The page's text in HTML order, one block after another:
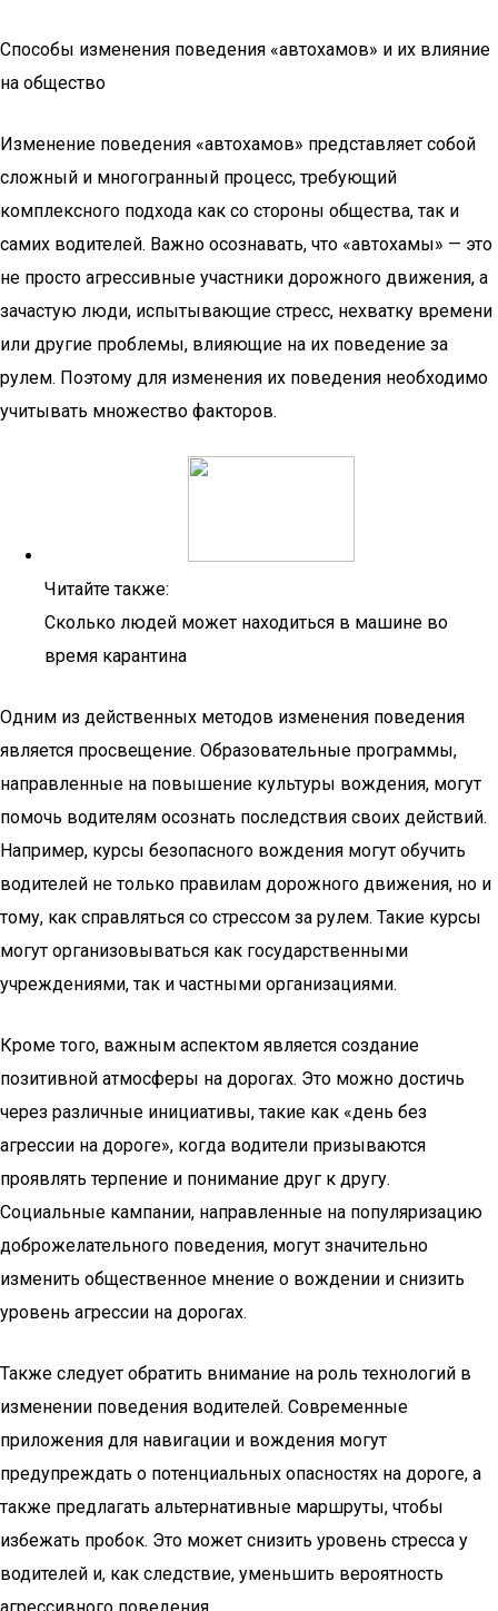
Способы изменения поведения «автохамов» и их влияние
на общество
Изменение поведения «автохамов» представляет собой
сложный и многогранный процесс, требующий
комплексного подхода как со стороны общества, так и
самих водителей. Важно осознавать, что «автохамы» — это
не просто агрессивные участники дорожного движения, а
зачастую люди, испытывающие стресс, нехватку времени
или другие проблемы, влияющие на их поведение за
рулем. Поэтому для изменения их поведения необходимо
учитывать множество факторов.
Читайте также:
Сколько людей может находиться в машине во
время карантина
Одним из действенных методов изменения поведения
является просвещение. Образовательные программы,
направленные на повышение культуры вождения, могут
помочь водителям осознать последствия своих действий.
Например, курсы безопасного вождения могут обучить
водителей не только правилам дорожного движения, но и
тому, как справляться со стрессом за рулем. Такие курсы
могут организовываться как государственными
учреждениями, так и частными организациями.
Кроме того, важным аспектом является создание
позитивной атмосферы на дорогах. Это можно достичь
через различные инициативы, такие как «день без
агрессии на дороге», когда водители призываются
проявлять терпение и понимание друг к другу.
Социальные кампании, направленные на популяризацию
доброжелательного поведения, могут значительно
изменить общественное мнение о вождении и снизить
уровень агрессии на дорогах.
Также следует обратить внимание на роль технологий в
изменении поведения водителей. Современные
приложения для навигации и вождения могут
предупреждать о потенциальных опасностях на дороге, а
также предлагать альтернативные маршруты, чтобы
избежать пробок. Это может снизить уровень стресса у
водителей и, как следствие, уменьшить вероятность